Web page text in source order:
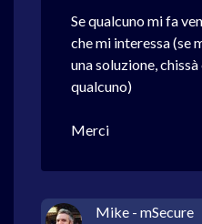
Se qualcuno mi fa
che mi interessa (se
una soluzione,
qualcuno)
Merci
Mike - mSecure